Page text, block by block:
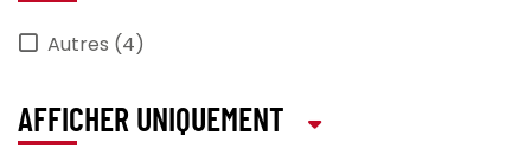
Autres (4)
AFFICHER UNIQUEMENT